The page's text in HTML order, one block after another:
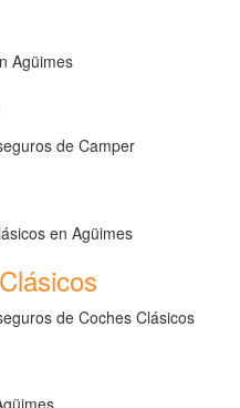
de Camper
de Coches Clásicos